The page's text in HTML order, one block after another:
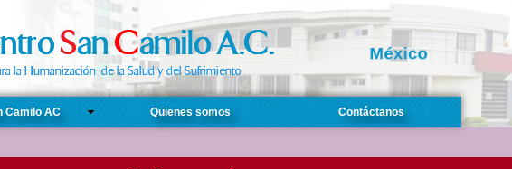
Camilo AC Quienes somos Contáctanos
México